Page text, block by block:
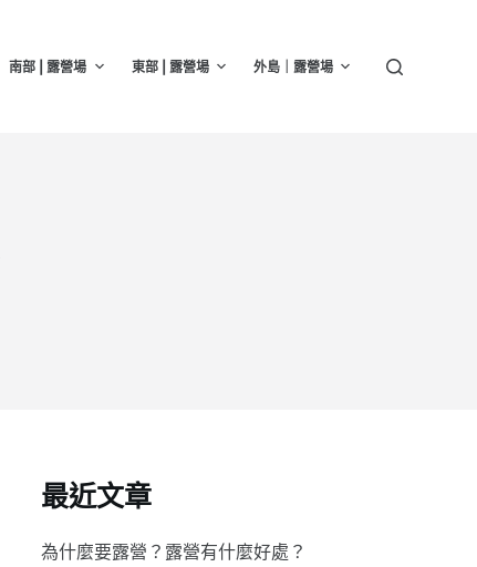
南部 | 露營場 東部 | 露營場 外島｜露營場
最近文章
為什麼要露營？露營有什麼好處？